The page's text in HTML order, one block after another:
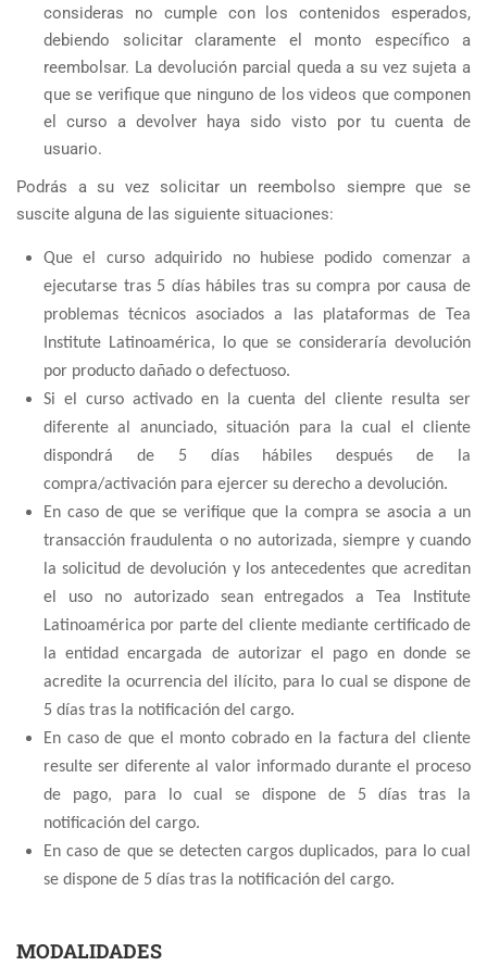
consideras no cumple con los contenidos esperados,
debiendo solicitar claramente el monto específico a
reembolsar. La devolución parcial queda a su vez sujeta a
que se verifique que ninguno de los videos que componen
el curso a devolver haya sido visto por tu cuenta de
usuario.
Podrás a su vez solicitar un reembolso siempre que se
suscite alguna de las siguiente situaciones:
Que el curso adquirido no hubiese podido comenzar a
ejecutarse tras 5 días hábiles tras su compra por causa de
problemas técnicos asociados a las plataformas de Tea
Institute Latinoamérica, lo que se consideraría devolución
por producto dañado o defectuoso.
Si el curso activado en la cuenta del cliente resulta ser
diferente al anunciado, situación para la cual el cliente
dispondrá de 5 días hábiles después de la
compra/activación para ejercer su derecho a devolución.
En caso de que se verifique que la compra se asocia a un
transacción fraudulenta o no autorizada, siempre y cuando
la solicitud de devolución y los antecedentes que acreditan
el uso no autorizado sean entregados a Tea Institute
Latinoamérica por parte del cliente mediante certificado de
la entidad encargada de autorizar el pago en donde se
acredite la ocurrencia del ilícito, para lo cual se dispone de
5 días tras la notificación del cargo.
En caso de que el
monto cobrado en la factura del cliente
resulte ser diferente al valor informado durante el proceso
de pago, para lo cual se dispone de 5 días tras la
notificación del cargo.
En caso de que se detecten cargos duplicados, para lo cual
se dispone de 5 días tras la notificación del cargo.
MODALIDADES